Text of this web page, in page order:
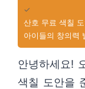
✓
산호 무료 색칠
아이들의 창의력
안녕하세요!
색칠 도안을